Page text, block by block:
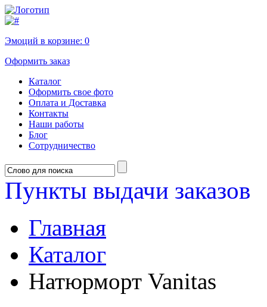
Эмоций в корзине: 0
Оформить заказ
Каталог
Оформить свое фото
Оплата и Доставка
Контакты
Наши работы
Блог
Сотрудничество
Пункты выдачи заказов
Главная
Каталог
Натюрморт Vanitas